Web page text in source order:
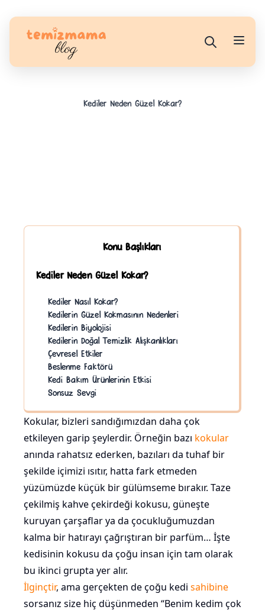
Kediler Neden Güzel Kokar?
Konu Başlıkları
Kediler Neden Güzel Kokar?
Kediler Nasıl Kokar?
Kedilerin Güzel Kokmasının Nedenleri
Kedilerin Biyolojisi
Kedilerin Doğal Temizlik Alışkanlıkları
Çevresel Etkiler
Beslenme Faktörü
Kedi Bakım Ürünlerinin Etkisi
Sonsuz Sevgi
Kokular, bizleri sandığımızdan daha çok
etkileyen garip şeylerdir. Örneğin bazı kokular
anında rahatsız ederken, bazıları da tuhaf bir
şekilde içimizi ısıtır, hatta fark etmeden
yüzümüzde küçük bir gülümseme bırakır. Taze
çekilmiş kahve çekirdeği kokusu, güneşte
kuruyan çarşaflar ya da çocukluğumuzdan
kalma bir hatırayı çağrıştıran bir parfüm… İşte
kedisinin kokusu da çoğu insan için tam olarak
bu ikinci grupta yer alır.
İlginçtir, ama gerçekten de çoğu kedi sahibine
sorsanız size hiç düşünmeden “Benim kedim çok